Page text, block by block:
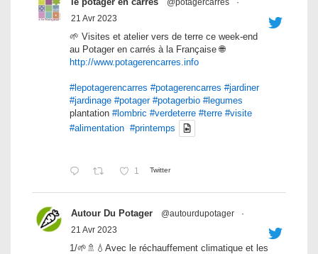
@potagercarres
·
21 Avr 2023
🌱 Visites et atelier vers de terre ce week-end
au Potager en carrés à la Française 🌐
http://www.potagerencarres.info
#lepotagerencarres #potagerencarres #jardiner
#jardinage #potager #potagerbio #legumes
plantation #lombric #verdeterre #terre #visite
#alimentation #printemps
1 Twitter
Autour Du Potager @autourdupotager
·
21 Avr 2023
1/🌱🚿💧Avec le réchauffement climatique et les